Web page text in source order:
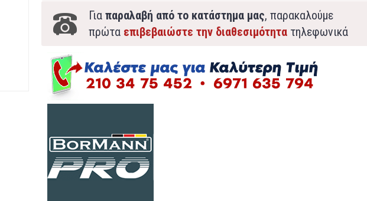
Για παραλαβή από το κατάστημα μας, παρακαλούμε
πρώτα επιβεβαιώστε την διαθεσιμότητατηλεφωνικά